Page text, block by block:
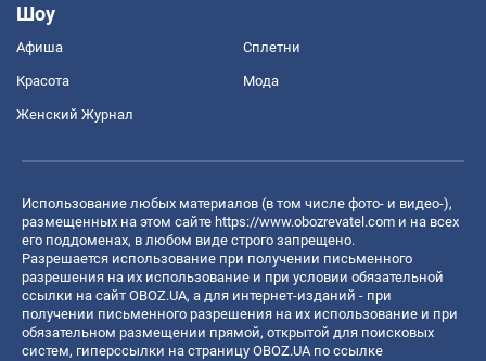
Шоу
Афиша Сплетни
Красота Мода
Женский Журнал
Использование любых материалов (в том числе фото- и видео-),
размещенных на этом сайте https://www.obozrevatel.com и на всех
его поддоменах, в любом виде строго запрещено.
Разрешается использование при получении письменного
разрешения на их использование и при условии обязательной
ссылки на сайт OBOZ.UA, а для интернет-изданий - при
получении письменного разрешения на их использование и при
обязательном размещении прямой, открытой для поисковых
систем, гиперссылки на страницу OBOZ.UA по ссылке